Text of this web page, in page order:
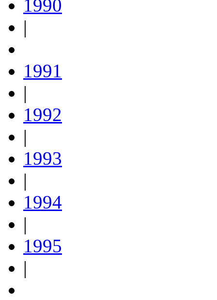
1990
|
1991
|
1992
|
1993
|
1994
|
1995
|